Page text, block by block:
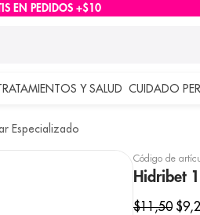
EN PEDIDOS +$10
Y SALUD CUIDADO
Especializado
Código de
Hidribet
$11,50 $9,